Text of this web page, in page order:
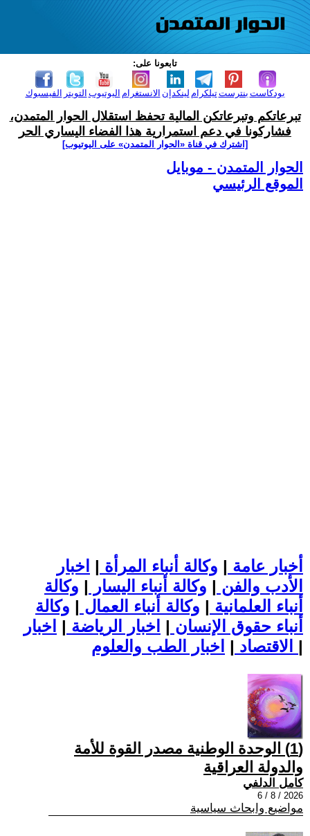
تابعونا على:
الفيسبوك التويتر اليوتيوب الانستغرام لينكدإن تيلكرامبنترست بودكاست
تبرعاتكم وتبرعاتكن المالية تحفظ استقلال الحوار المتمدن،
فشاركونا في دعم استمرارية هذا الفضاء اليساري الحر
[اشترك في قناة ‫«الحوار المتمدن» على اليوتيوب]
الحوار المتمدن - موبايل
الموقع الرئيسي
أخبار عامة | وكالة أنباء المرأة | اخبار
الأدب والفن | وكالة أنباء اليسار | وكالة
أنباء العلمانية | وكالة أنباء العمال | وكالة
أنباء حقوق الإنسان | اخبار الرياضة | اخبار
الاقتصاد | |
(1) الوحدة الوطنية مصدر القوة للأمة
والدولة العراقية
كامل الدلفي
2026 / 8 / 6
مواضيع وابحاث سياسية